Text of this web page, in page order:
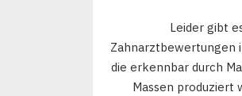
Leider gibt
Zahnarztbewertungen
die erkennbar durch
Massen produziert